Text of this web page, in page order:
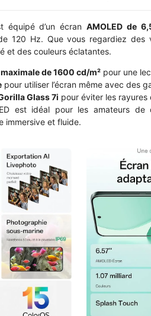
équipé d’un écranAMOLED de
120 Hz. Que vous regardiez
et des couleurs éclatantes.
de 1600 cd/m² pour une
pour utiliser l’écran même avec des
Glass 7i pour éviter les rayures
est idéal pour les amateurs
immersive et fluide.